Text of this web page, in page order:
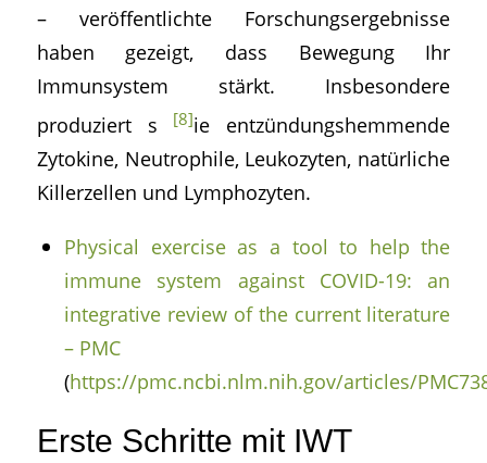
– veröffentlichte Forschungsergebnisse
haben gezeigt, dass Bewegung Ihr
Immunsystem stärkt. Insbesondere
produziert s
[8]ie entzündungshemmende
Zytokine, Neutrophile, Leukozyten, natürliche
Killerzellen und Lymphozyten.
Physical exercise as a tool to help the
immune system against COVID-19: an
integrative review of the current literature
– PMC
(https://pmc.ncbi.nlm.nih.gov/articles/
Erste Schritte mit IWT